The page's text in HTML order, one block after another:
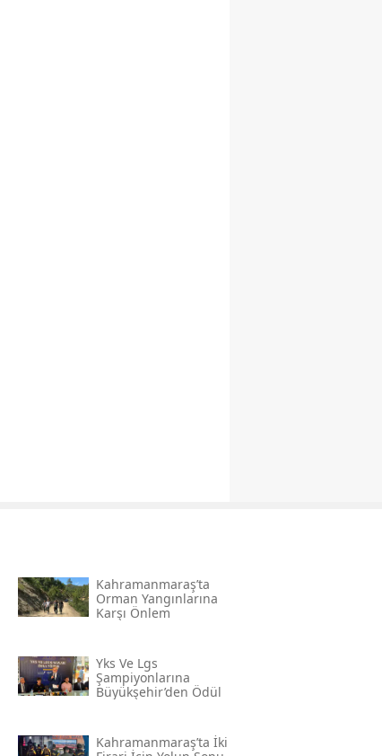
Kahramanmaraş’ta
Orman Yangınlarına
Karşı Önlem
Yks Ve Lgs
Şampiyonlarına
Büyükşehir’den Ödül
Kahramanmaraş’ta İki